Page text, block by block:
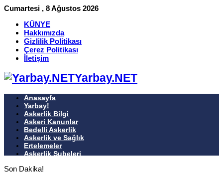
Cumartesi , 8 Ağustos 2026
KÜNYE
Hakkımızda
Gizlilik Politikası
Çerez Politikası
İletişim
Yarbay.NET
Anasayfa
Yarbay!
Askerlik Bilgi
Askeri Kanunlar
Bedelli Askerlik
Askerlik ve Sağlık
Ertelemeler
Askerlik Şubeleri
Son Dakika!